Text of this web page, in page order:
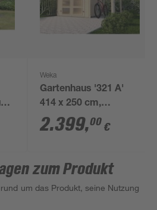
Weka
Gartenhaus '321 A'
414 x 250 cm,
naturfarben
2.399,00 €
zum Produkt
um das Produkt, seine Nutzung